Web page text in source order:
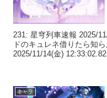
231: 星穹列車速報 2025/
ドのキュレネ借りたら知
2025/11/14(金)
キャラ